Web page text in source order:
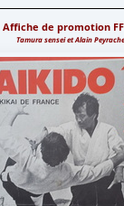
traditionel
traditionel
Affiche de promotion
Tamura sensei et Alain Peyrache